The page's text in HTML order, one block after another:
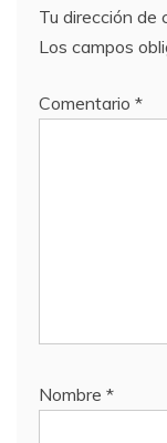
Tu dirección de
Los campos
Comentario *
Nombre *